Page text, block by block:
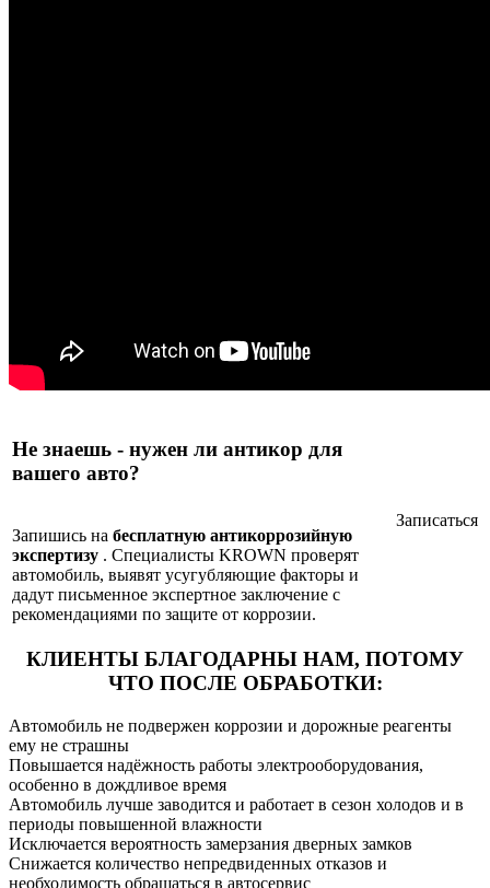
Не знаешь - нужен ли антикор для
вашего авто?
Запишись на бесплатную антикоррозийную
экспертизу . Специалисты KROWN проверят
автомобиль, выявят усугубляющие факторы и
дадут письменное экспертное заключение с
рекомендациями по защите от коррозии.
Записаться
КЛИЕНТЫ БЛАГОДАРНЫ НАМ, ПОТОМУ
ЧТО ПОСЛЕ ОБРАБОТКИ:
Автомобиль не подвержен коррозии и дорожные реагенты
ему не страшны
Повышается надёжность работы электрооборудования,
особенно в дождливое время
Автомобиль лучше заводится и работает в сезон холодов и в
периоды повышенной влажности
Исключается вероятность замерзания дверных замков
Снижается количество непредвиденных отказов и
необходимость обращаться в автосервис